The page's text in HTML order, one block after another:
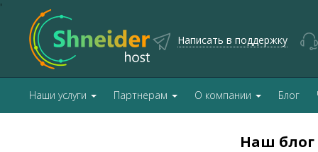
'
Написать в поддержку
Наши услуги Партнерам О компании Блог
Наш блог